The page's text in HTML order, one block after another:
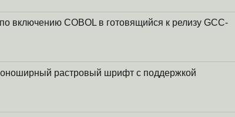
включению COBOL в готовящийся к релизу GCC-
растровый шрифт с поддержкой